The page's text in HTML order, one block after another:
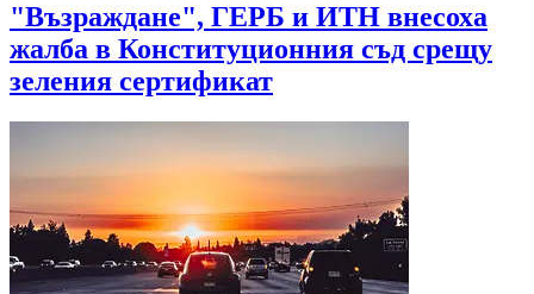
"Възраждане", ГЕРБ и ИТН внесоха
жалба в Конституционния съд срещу
зеления сертификат